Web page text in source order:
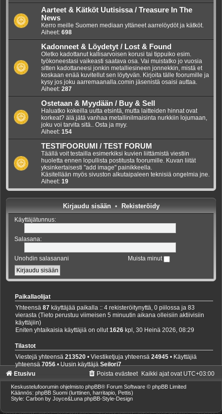
Aarteet & Kätköt Uutisissa / Treasure In The
News
Kerro meille Suomen mediaan yltäneet aarrelöydöt ja kätköt.
Aiheet: 698
Kadonneet & Löydetyt / Lost & Found
Oletko kadottanut kallisarvoisen korusi tai tippuiko esim.
työkoneestasi vaikeasti saatava osa. Vai muistatko jo vuosia
sitten kadottaneesi jonkin metalliesineen jonnekkin, mistä et
koskaan enää kuvitellut sen löytyvän. Kirjoita tälle foorumille ja
kysy jos joku aarremaanalla.comin jäsenistä osaisi auttaa.
Aiheet: 287
Ostetaan & Myydään / Buy & Sell
Haluatko kokeilla uutta etsintä, mutta laitteiden hinnat ovat
korkeat? älä jätä vanhaa metallinilmaisinta nurkkiin lojumaan,
joku voi tarvita sitä.. Osta ja myy.
Aiheet: 154
TESTIFOORUMI / TEST FORUM
Täällä voit testailla esimerkiksi kuvien liittämistä viestiin
huoletta ennen lopullista postitusta foorumille. Kuvan liität
yksinkertaisesti "add image" painikkeella.
Käsitellään myös sivuston alkutaipaleen teknisiä ongelmia jne.
Aiheet: 19
Kirjaudu sisään• Rekisteröidy
Käyttäjätunnus:
Salasana:
Unohdin salasanani Muista minut
Paikallaolijat
Yhteensä87 käyttäjää paikalla :: 4 rekisteröitynyttä, 0 piilossa ja 83
vierasta (Tieto perustuu viimeisen 5 minuutin aikana olleisiin aktiivisiin
käyttäjiin)
Eniten yhtaikaisia käyttäjiä on ollut1626 kpl, 30 Heinä 2026, 08:29
Tilastot
Viestejä yhteensä213520 • Viestiketjuja yhteensä24945 • Käyttäjiä
yhteensä7056• Uusin käyttäjäSeilori7
Etusivu
Kaikki ajat ovat UTC+03:00
Poista evästeet
Keskustelufoorumin ohjelmisto phpBB® Forum Software © phpBB Limited
Käännös: phpBB Suomi (lurttinen, harritapio, Pettis)
Style: Carbon by Joyce&Luna phpBB-Style-Design